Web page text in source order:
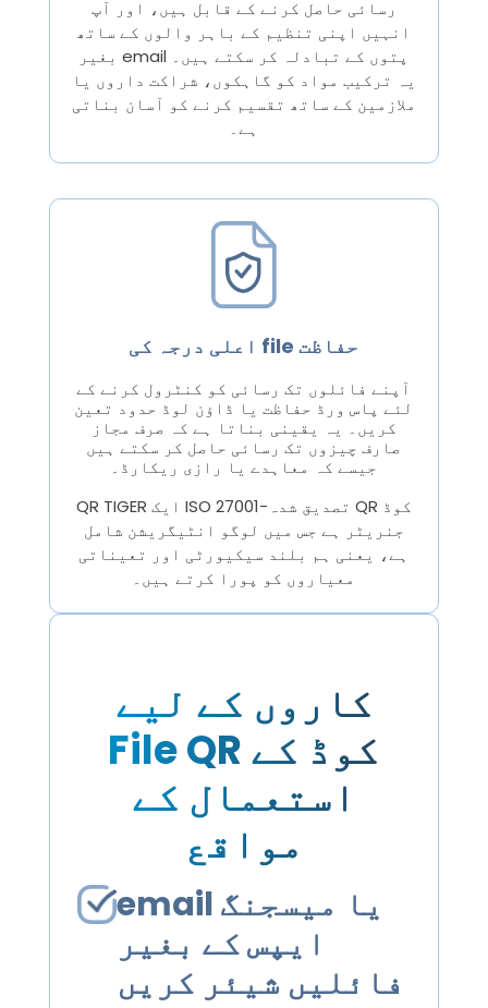
رسائی حاصل کرنے کے قابل ہیں، اور آپ
انہیں اپنی تنظیم کے باہر والوں کے ساتھ
بغیر email پتوں کے تبادلہ کر سکتے ہیں۔
یہ ترکیب مواد کو گاہکوں، شراکت داروں یا
ملازمین کے ساتھ تقسیم کرنے کو آسان بناتی
ہے۔
اعلی درجہ کی file حفاظت
آپنے فائلوں تک رسائی کو کنٹرول کرنے کے
لئے پاس ورڈ حفاظت یا ڈاؤن لوڈ حدود تعین
کریں۔ یہ یقینی بناتا ہے کہ صرف مجاز
صارف چیزوں تک رسائی حاصل کر سکتے ہیں
جیسے کہ معاہدے یا رازی ریکارڈ۔
QR TIGER ایک ISO 27001-تصدیق شدہ QR کوڈ
جنریٹر ہے جس میں لوگو انٹیگریشن شامل
ہے، یعنی ہم بلند سیکیورٹی اور تعیناتی
معیاروں کو پورا کرتے ہیں۔
کاروں کے لیے
File QR کوڈ کے
استعمال کے
مواقع
email یا میسجنگ
ایپس کے بغیر
فائلیں شیئر کریں